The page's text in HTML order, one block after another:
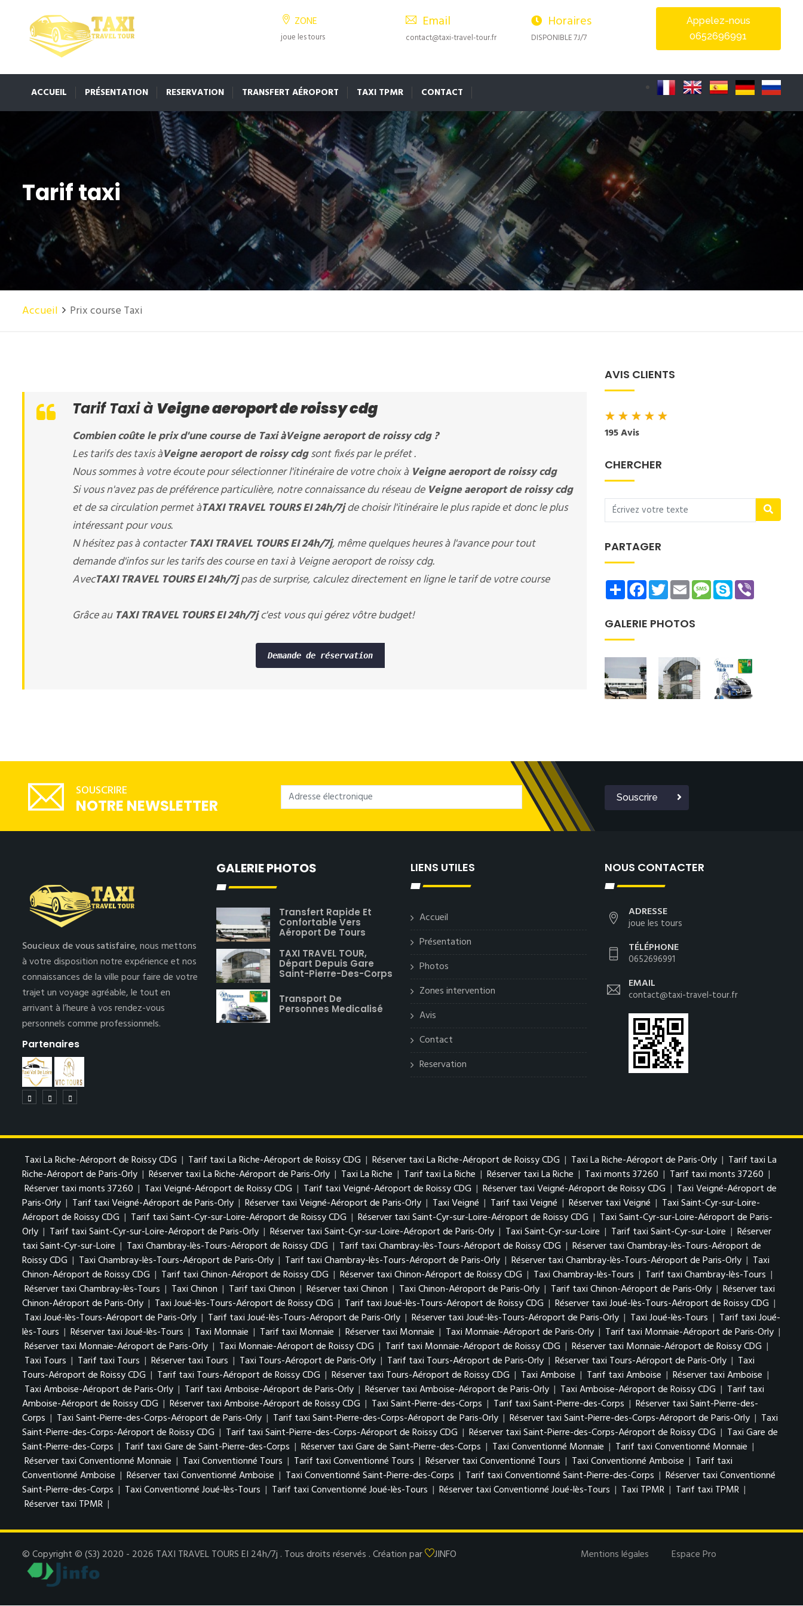
ZONE
joue les tours
Email
contact@taxi-travel-tour.fr
Horaires
DISPONIBLE 7J/7
Appelez-nous
0652696991
ACCUEIL PRÉSENTATION RESERVATION TRANSFERT AÉROPORT TAXI TPMR CONTACT
Tarif taxi
Accueil Prix course Taxi
Tarif Taxi à Veigne aeroport de roissy cdg
Combien coûte le prix d'une course de Taxi àVeigne aeroport de roissy cdg?
Les tarifs des taxis àVeigne aeroport de roissy cdgsont fixés par le préfet .
Nous sommes à votre écoute pour sélectionner l'itinéraire de votre choix à Veigne aeroport de roissy cdg
Si vous n'avez pas de préférence particulière, notre connaissance du réseau de Veigne aeroport de roissy cdg
et de sa circulation permet àTAXI TRAVEL TOURS EI 24h/7jde choisir l'itinéraire le plus rapide et donc le plus
intéressant pour vous.
N hésitez pas à contacterTAXI TRAVEL TOURS EI 24h/7j, même quelques heures à l'avance pour tout
demande d'infos sur les tarifs des course en taxi à Veigne aeroport de roissy cdg.
AvecTAXI TRAVEL TOURS EI 24h/7jpas de surprise, calculez directement en ligne le tarif de votre course
Grâce au TAXI TRAVEL TOURS EI 24h/7jc'est vous qui gérez vôtre budget!
Demande de réservation
AVIS CLIENTS
★★★★★
195 Avis
CHERCHER
PARTAGER
ShareFacebookTwitterEmailMessage
Skype
GALERIE PHOTOS
SOUSCRIRE
NOTRE NEWSLETTER Souscrire
Soucieux de vous satisfaire,nous mettons
à votre disposition notre expérience et nos
connaissances de la ville pour faire de votre
trajet un voyage agréable, le tout en
arrivant à l’heure à vos rendez-vous
personnels comme professionnels.
Partenaires
GALERIE PHOTOS
Transfert Rapide Et
Confortable Vers
Aéroport De Tours
TAXI TRAVEL TOUR,
Départ Depuis Gare
Saint-Pierre-Des-Corps
Transport De
Personnes Medicalisé
LIENS UTILES
Accueil
Présentation
Photos
Zones intervention
Avis
Contact
Reservation
NOUS CONTACTER
ADRESSE
joue les tours
TÉLÉPHONE
0652696991
EMAIL
contact@taxi-travel-tour.fr
Taxi La Riche-Aéroport de Roissy CDG | Tarif taxi La Riche-Aéroport de Roissy CDG | Réserver taxi La Riche-Aéroport de Roissy CDG | Taxi La Riche-Aéroport de Paris-Orly | Tarif taxi La
Riche-Aéroport de Paris-Orly | Réserver taxi La Riche-Aéroport de Paris-Orly | Taxi La Riche | Tarif taxi La Riche | Réserver taxi La Riche | Taxi monts 37260 | Tarif taxi monts 37260 |
Réserver taxi monts 37260 | Taxi Veigné-Aéroport de Roissy CDG | Tarif taxi Veigné-Aéroport de Roissy CDG | Réserver taxi Veigné-Aéroport de Roissy CDG | Taxi Veigné-Aéroport de
Paris-Orly | Tarif taxi Veigné-Aéroport de Paris-Orly | Réserver taxi Veigné-Aéroport de Paris-Orly | Taxi Veigné | Tarif taxi Veigné | Réserver taxi Veigné | Taxi Saint-Cyr-sur-Loire-
Aéroport de Roissy CDG | Tarif taxi Saint-Cyr-sur-Loire-Aéroport de Roissy CDG | Réserver taxi Saint-Cyr-sur-Loire-Aéroport de Roissy CDG | Taxi Saint-Cyr-sur-Loire-Aéroport de Paris-
Orly | Tarif taxi Saint-Cyr-sur-Loire-Aéroport de Paris-Orly | Réserver taxi Saint-Cyr-sur-Loire-Aéroport de Paris-Orly | Taxi Saint-Cyr-sur-Loire | Tarif taxi Saint-Cyr-sur-Loire | Réserver
taxi Saint-Cyr-sur-Loire | Taxi Chambray-lès-Tours-Aéroport de Roissy CDG | Tarif taxi Chambray-lès-Tours-Aéroport de Roissy CDG | Réserver taxi Chambray-lès-Tours-Aéroport de
Roissy CDG | Taxi Chambray-lès-Tours-Aéroport de Paris-Orly | Tarif taxi Chambray-lès-Tours-Aéroport de Paris-Orly | Réserver taxi Chambray-lès-Tours-Aéroport de Paris-Orly | Taxi
Chinon-Aéroport de Roissy CDG | Tarif taxi Chinon-Aéroport de Roissy CDG | Réserver taxi Chinon-Aéroport de Roissy CDG | Taxi Chambray-lès-Tours | Tarif taxi Chambray-lès-Tours |
Réserver taxi Chambray-lès-Tours | Taxi Chinon | Tarif taxi Chinon | Réserver taxi Chinon | Taxi Chinon-Aéroport de Paris-Orly | Tarif taxi Chinon-Aéroport de Paris-Orly | Réserver taxi
Chinon-Aéroport de Paris-Orly | Taxi Joué-lès-Tours-Aéroport de Roissy CDG | Tarif taxi Joué-lès-Tours-Aéroport de Roissy CDG | Réserver taxi Joué-lès-Tours-Aéroport de Roissy CDG |
Taxi Joué-lès-Tours-Aéroport de Paris-Orly | Tarif taxi Joué-lès-Tours-Aéroport de Paris-Orly | Réserver taxi Joué-lès-Tours-Aéroport de Paris-Orly | Taxi Joué-lès-Tours | Tarif taxi Joué-
lès-Tours | Réserver taxi Joué-lès-Tours | Taxi Monnaie | Tarif taxi Monnaie | Réserver taxi Monnaie | Taxi Monnaie-Aéroport de Paris-Orly | Tarif taxi Monnaie-Aéroport de Paris-Orly |
Réserver taxi Monnaie-Aéroport de Paris-Orly | Taxi Monnaie-Aéroport de Roissy CDG | Tarif taxi Monnaie-Aéroport de Roissy CDG | Réserver taxi Monnaie-Aéroport de Roissy CDG |
Taxi Tours | Tarif taxi Tours | Réserver taxi Tours | Taxi Tours-Aéroport de Paris-Orly | Tarif taxi Tours-Aéroport de Paris-Orly | Réserver taxi Tours-Aéroport de Paris-Orly | Taxi
Tours-Aéroport de Roissy CDG | Tarif taxi Tours-Aéroport de Roissy CDG | Réserver taxi Tours-Aéroport de Roissy CDG | Taxi Amboise | Tarif taxi Amboise | Réserver taxi Amboise |
Taxi Amboise-Aéroport de Paris-Orly | Tarif taxi Amboise-Aéroport de Paris-Orly | Réserver taxi Amboise-Aéroport de Paris-Orly | Taxi Amboise-Aéroport de Roissy CDG | Tarif taxi
Amboise-Aéroport de Roissy CDG | Réserver taxi Amboise-Aéroport de Roissy CDG | Taxi Saint-Pierre-des-Corps | Tarif taxi Saint-Pierre-des-Corps | Réserver taxi Saint-Pierre-des-
Corps | Taxi Saint-Pierre-des-Corps-Aéroport de Paris-Orly | Tarif taxi Saint-Pierre-des-Corps-Aéroport de Paris-Orly | Réserver taxi Saint-Pierre-des-Corps-Aéroport de Paris-Orly | Taxi
Saint-Pierre-des-Corps-Aéroport de Roissy CDG | Tarif taxi Saint-Pierre-des-Corps-Aéroport de Roissy CDG | Réserver taxi Saint-Pierre-des-Corps-Aéroport de Roissy CDG | Taxi Gare de
Saint-Pierre-des-Corps | Tarif taxi Gare de Saint-Pierre-des-Corps | Réserver taxi Gare de Saint-Pierre-des-Corps | Taxi Conventionné Monnaie | Tarif taxi Conventionné Monnaie |
Réserver taxi Conventionné Monnaie | Taxi Conventionné Tours | Tarif taxi Conventionné Tours | Réserver taxi Conventionné Tours | Taxi Conventionné Amboise | Tarif taxi
Conventionné Amboise | Réserver taxi Conventionné Amboise | Taxi Conventionné Saint-Pierre-des-Corps | Tarif taxi Conventionné Saint-Pierre-des-Corps | Réserver taxi Conventionné
Saint-Pierre-des-Corps | Taxi Conventionné Joué-lès-Tours | Tarif taxi Conventionné Joué-lès-Tours | Réserver taxi Conventionné Joué-lès-Tours | Taxi TPMR | Tarif taxi TPMR |
Réserver taxi TPMR |
© Copyright © (S3) 2020 - 2026 TAXI TRAVEL TOURS EI 24h/7j . Tous droits réservés . Création par JINFO Mentions légales Espace Pro